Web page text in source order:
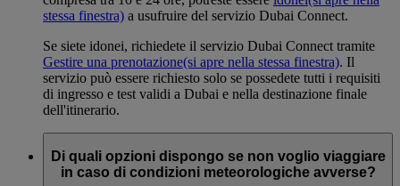
stessa finestra) a usufruire del servizio Dubai Connect.
Se siete idonei, richiedete il servizio Dubai Connect tramite
Gestire una prenotazione(si apre nella stessa finestra). Il
servizio può essere richiesto solo se possedete tutti i requisiti
di ingresso e test validi a Dubai e nella destinazione finale
dell'itinerario.
Di quali opzioni dispongo se non voglio viaggiare
in caso di condizioni meteorologiche avverse?